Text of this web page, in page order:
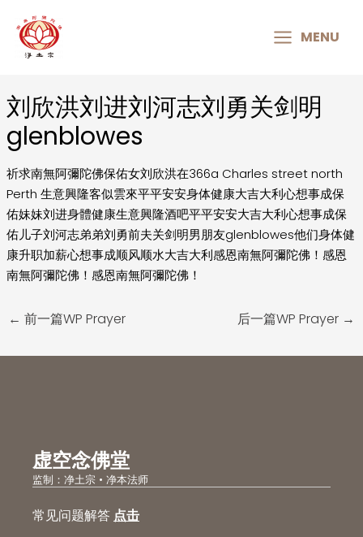
MENU
MENU
刘欣洪刘进刘河志刘勇关剑明
glenblowes
祈求南無阿彌陀佛保佑女刘欣洪在366a Charles street north
Perth 生意興隆客似雲來平平安安身体健康大吉大利心想事成保
佑妹妹刘进身體健康生意興隆酒吧平平安安大吉大利心想事成保
佑儿子刘河志弟弟刘勇前夫关剑明男朋友glenblowes他们身体健
康升职加薪心想事成顺风顺水大吉大利感恩南無阿彌陀佛！感恩
南無阿彌陀佛！感恩南無阿彌陀佛！
Post
navigation
← 前一篇WP Prayer 后一篇WP Prayer →
虚空念佛堂
监制：净土宗 • 净本法师
常见问题解答 点击